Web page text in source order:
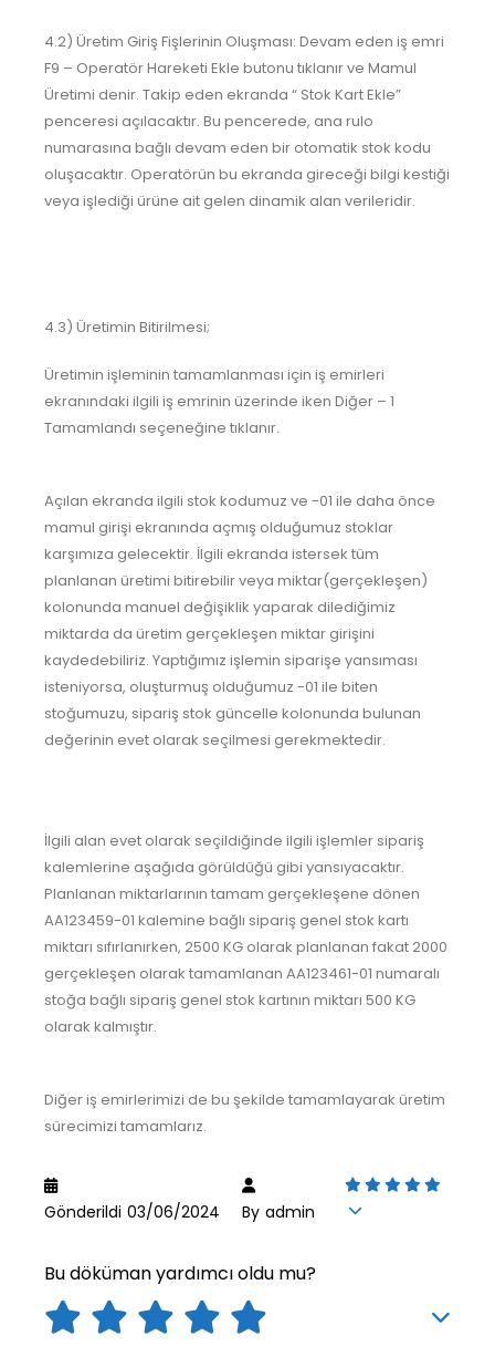
4.2) Üretim Giriş Fişlerinin Oluşması: Devam eden iş emri
F9 – Operatör Hareketi Ekle butonu tıklanır ve Mamul
Üretimi denir. Takip eden ekranda “ Stok Kart Ekle”
penceresi açılacaktır. Bu pencerede, ana rulo
numarasına bağlı devam eden bir otomatik stok kodu
oluşacaktır. Operatörün bu ekranda gireceği bilgi kestiği
veya işlediği ürüne ait gelen dinamik alan verileridir.
4.3) Üretimin Bitirilmesi;
Üretimin işleminin tamamlanması için iş emirleri
ekranındaki ilgili iş emrinin üzerinde iken Diğer – 1
Tamamlandı seçeneğine tıklanır.
Açılan ekranda ilgili stok kodumuz ve -01 ile daha önce
mamul girişi ekranında açmış olduğumuz stoklar
karşımıza gelecektir. İlgili ekranda istersek tüm
planlanan üretimi bitirebilir veya miktar(gerçekleşen)
kolonunda manuel değişiklik yaparak dilediğimiz
miktarda da üretim gerçekleşen miktar girişini
kaydedebiliriz. Yaptığımız işlemin siparişe yansıması
isteniyorsa, oluşturmuş olduğumuz -01 ile biten
stoğumuzu, sipariş stok güncelle kolonunda bulunan
değerinin evet olarak seçilmesi gerekmektedir.
İlgili alan evet olarak seçildiğinde ilgili işlemler sipariş
kalemlerine aşağıda görüldüğü gibi yansıyacaktır.
Planlanan miktarlarının tamam gerçekleşene dönen
AA123459-01 kalemine bağlı sipariş genel stok kartı
miktarı sıfırlanırken, 2500 KG olarak planlanan fakat 2000
gerçekleşen olarak tamamlanan AA123461-01 numaralı
stoğa bağlı sipariş genel stok kartının miktarı 500 KG
olarak kalmıştır.
Diğer iş emirlerimizi de bu şekilde tamamlayarak üretim
sürecimizi tamamlarız.
Gönderildi 03/06/2024 By admin
Bu döküman yardımcı oldu mu?